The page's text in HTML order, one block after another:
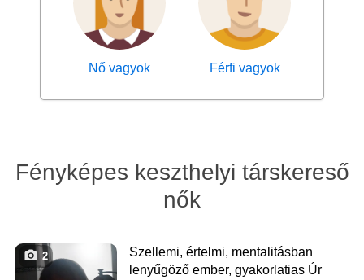
Nő vagyok Férfi vagyok
Fényképes keszthelyi társkereső
nők
2
Szellemi, értelmi, mentalitásban
lenyűgöző ember, gyakorlatias Úr